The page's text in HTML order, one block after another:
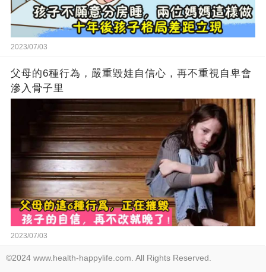
2023/07/03
父母的6種行為，嚴重毀娃自信心，再不重視自卑會
滲入骨子里
2023/07/03
©2024 www.health-happylife.com. All Rights Reserved.